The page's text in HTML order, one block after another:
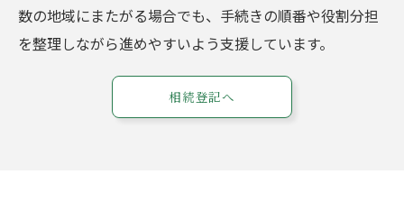
数の地域にまたがる場合でも、手続きの順番や役割分担
を整理しながら進めやすいよう支援しています。
相続登記へ